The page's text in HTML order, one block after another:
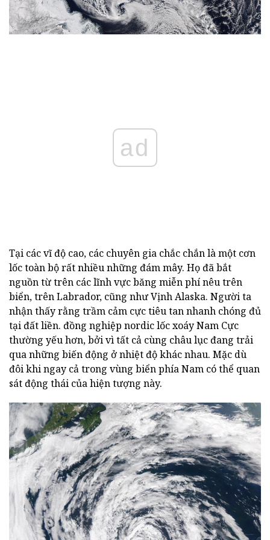
ad
Tại các vĩ độ cao, các chuyên gia chắc chắn là một cơn
lốc toàn bộ rất nhiều những đám mây. Họ đã bắt
nguồn từ trên các lĩnh vực băng miễn phí nêu trên
biển, trên Labrador, cũng như Vịnh Alaska. Người ta
nhận thấy rằng trầm cảm cực tiêu tan nhanh chóng đủ
tại đất liền. đồng nghiệp nordic lốc xoáy Nam Cực
thường yếu hơn, bởi vì tất cả cùng châu lục đang trải
qua những biến động ở nhiệt độ khác nhau. Mặc dù
đôi khi ngay cả trong vùng biển phía Nam có thể quan
sát động thái của hiện tượng này.